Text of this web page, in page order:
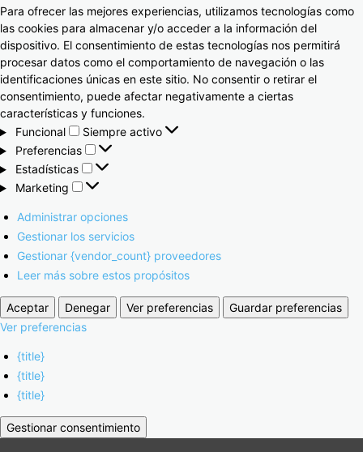
Para ofrecer las mejores experiencias, utilizamos tecnologías como
las cookies para almacenar y/o acceder a la información del
dispositivo. El consentimiento de estas tecnologías nos permitirá
procesar datos como el comportamiento de navegación o las
identificaciones únicas en este sitio. No consentir o retirar el
consentimiento, puede afectar negativamente a ciertas
características y funciones.
Funcional
Siempre activo
Preferencias
Estadísticas
Marketing
Administrar opciones
Gestionar los servicios
Gestionar {vendor_count} proveedores
Leer más sobre estos propósitos
Aceptar Denegar Ver preferencias
Guardar preferencias
Ver preferencias
{title}
{title}
{title}
Gestionar consentimiento